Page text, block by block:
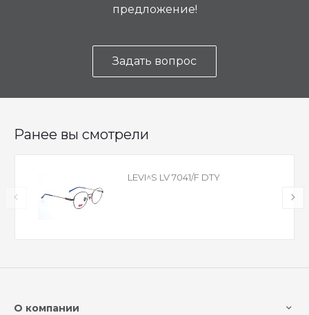
предложение!
Задать вопрос
Ранее вы смотрели
LEVI^S LV 7041/F DTY
О компании